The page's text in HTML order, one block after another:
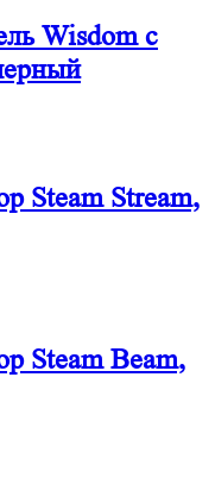
Wisdom с
Steam Stream,
Steam Beam,